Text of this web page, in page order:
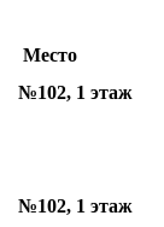
Место
№102, 1 этаж
№102, 1 этаж